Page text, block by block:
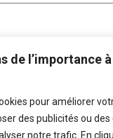
de l’importance
pour améliorer
des publicités ou des
notre trafic. En
de confidentialité